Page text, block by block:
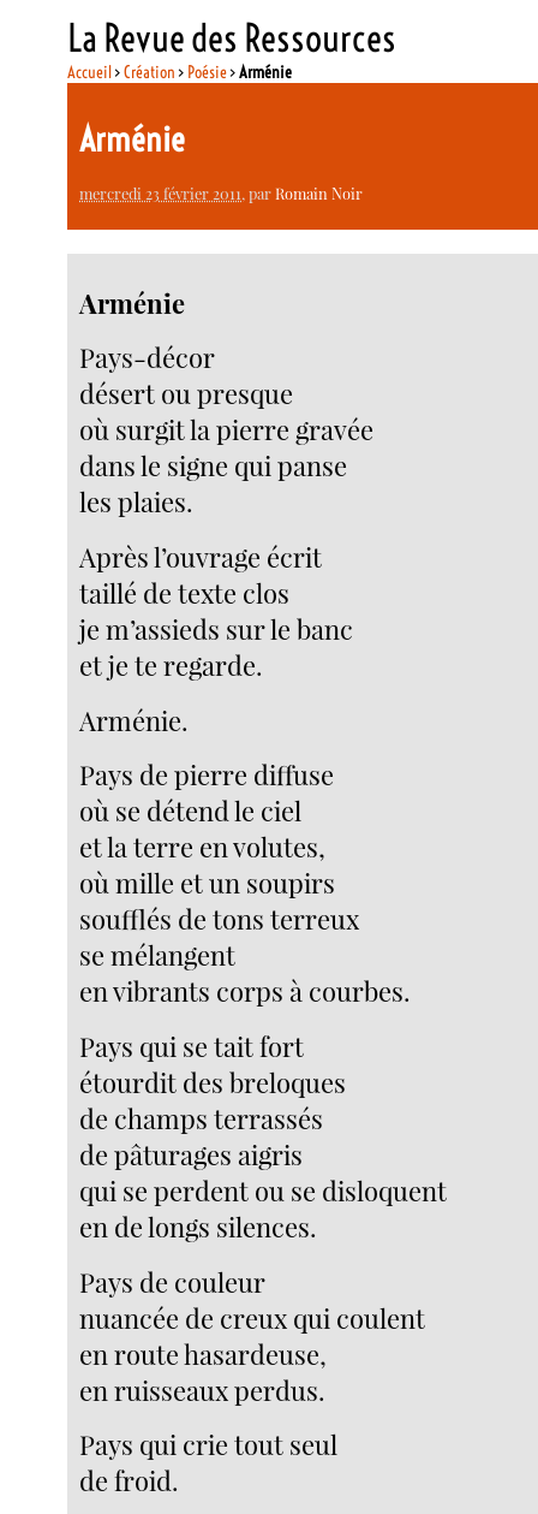
La Revue des Ressources
Accueil>Création > Poésie>Arménie
Arménie
mercredi 23 février 2011, parRomain Noir
Arménie
Pays-décor
désert ou presque
où surgit la pierre gravée
dans le signe qui panse
les plaies.
Après l’ouvrage écrit
taillé de texte clos
je m’assieds sur le banc
et je te regarde.
Arménie.
Pays de pierre diffuse
où se détend le ciel
et la terre en volutes,
où mille et un soupirs
soufflés de tons terreux
se mélangent
en vibrants corps à courbes.
Pays qui se tait fort
étourdit des breloques
de champs terrassés
de pâturages aigris
qui se perdent ou se disloquent
en de longs silences.
Pays de couleur
nuancée de creux qui coulent
en route hasardeuse,
en ruisseaux perdus.
Pays qui crie tout seul
de froid.